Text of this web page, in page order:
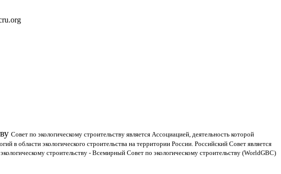
Совет по экологическому строительству является Ассоциацией, деятельность которой
в области экологического строительства на территории России. Российский Совет является
строительству - Всемирный Совет по экологическому строительству (WorldGBC)